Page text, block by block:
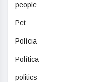
people
Pet
Polícia
Política
politics